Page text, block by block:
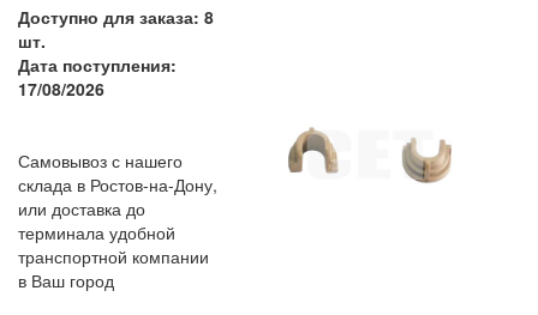
Доступно для заказа: 8
шт.
Дата поступления:
17/08/2026
Самовывоз с нашего
склада в Ростов-на-Дону,
или доставка до
терминала удобной
транспортной компании
в Ваш город